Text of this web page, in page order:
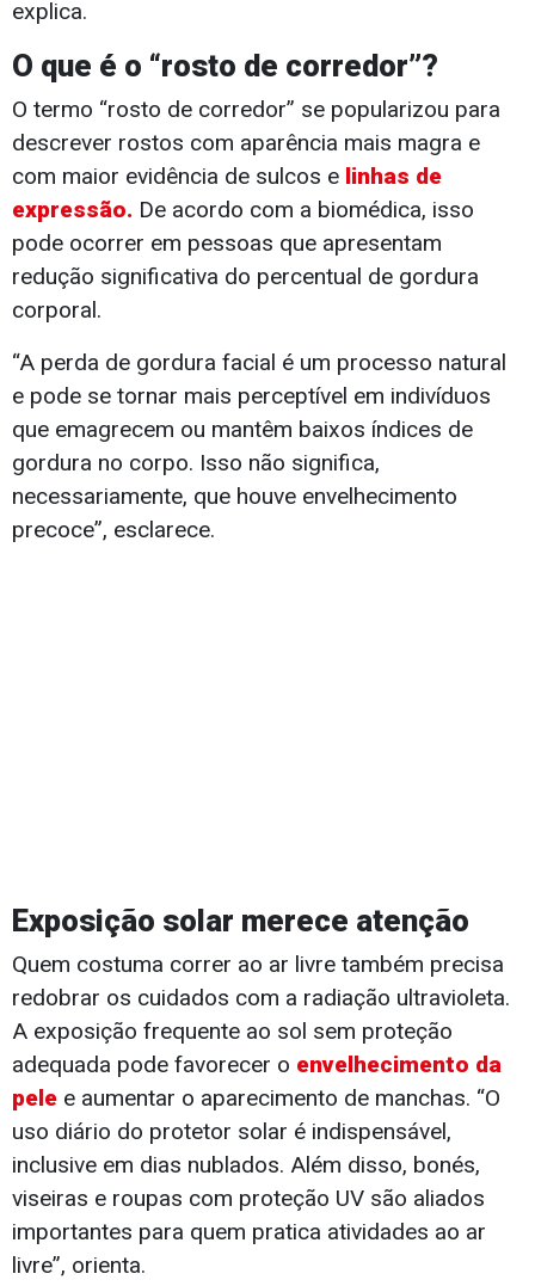
explica.
O que é o “rosto de corredor”?
O termo “rosto de corredor” se popularizou para
descrever rostos com aparência mais magra e
com maior evidência de sulcos e linhas de
expressão. De acordo com a biomédica, isso
pode ocorrer em pessoas que apresentam
redução significativa do percentual de gordura
corporal.
“A perda de gordura facial é um processo natural
e pode se tornar mais perceptível em indivíduos
que emagrecem ou mantêm baixos índices de
gordura no corpo. Isso não significa,
necessariamente, que houve envelhecimento
precoce”, esclarece.
Exposição solar merece atenção
Quem costuma correr ao ar livre também precisa
redobrar os cuidados com a radiação ultravioleta.
A exposição frequente ao sol sem proteção
adequada pode favorecer o envelhecimento da
pele e aumentar o aparecimento de manchas. “O
uso diário do protetor solar é indispensável,
inclusive em dias nublados. Além disso, bonés,
viseiras e roupas com proteção UV são aliados
importantes para quem pratica atividades ao ar
livre”, orienta.